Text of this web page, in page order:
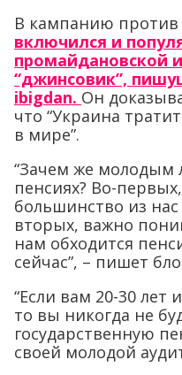
В кампанию
включился и
промайдановской
“джинсовик”,
ibigdan. Он
что “Украина
в мире”.
“Зачем же молодым
пенсиях? Во-
большинство из
вторых, важно
нам обходится
сейчас”, – пишет
“Если вам 20-30 лет
то вы никогда не
государственную
своей молодой